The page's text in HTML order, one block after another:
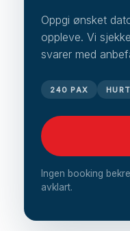
Oppgi ønsket
oppleve. Vi
svarer med
240 PAX
Ingen booking
avklart.